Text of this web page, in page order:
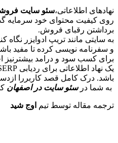
نهادهای اطلاعاتی،سئو سایت
روی کیفیت محتوای خود سرمایه
برداشتن رقبای فروش.
برای کسب سود و درامد بیشترنیز
باشد. درک کامل قصد کاربررا
به شما درسئو سایت در اصفهان
ترجمه مقاله توسط تیم اوج شید